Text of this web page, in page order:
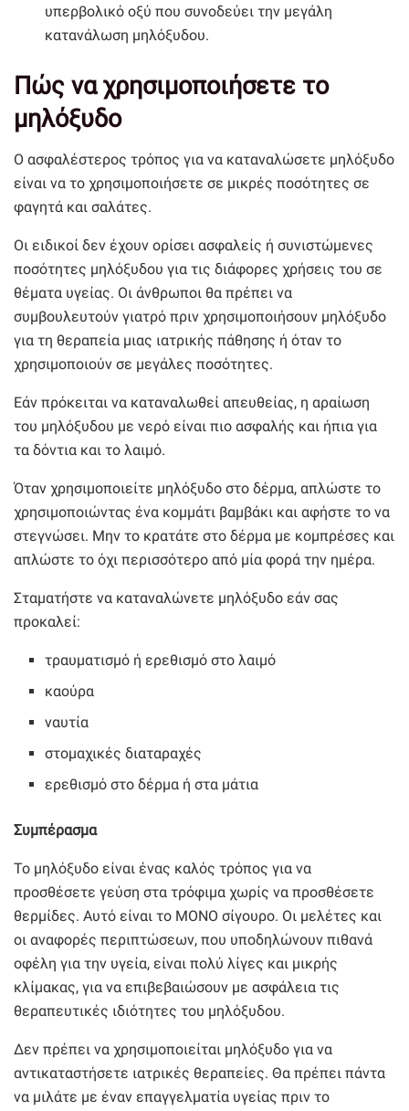
υπερβολικό οξύ που συνοδεύει την μεγάλη
κατανάλωση μηλόξυδου.
Πώς να χρησιμοποιήσετε το
μηλόξυδο
Ο ασφαλέστερος τρόπος για να καταναλώσετε μηλόξυδο
είναι να το χρησιμοποιήσετε σε μικρές ποσότητες σε
φαγητά και σαλάτες.
Οι ειδικοί δεν έχουν ορίσει ασφαλείς ή συνιστώμενες
ποσότητες μηλόξυδου για τις διάφορες χρήσεις του σε
θέματα υγείας. Οι άνθρωποι θα πρέπει να
συμβουλευτούν γιατρό πριν χρησιμοποιήσουν μηλόξυδο
για τη θεραπεία μιας ιατρικής πάθησης ή όταν το
χρησιμοποιούν σε μεγάλες ποσότητες.
Εάν πρόκειται να καταναλωθεί απευθείας, η αραίωση
του μηλόξυδου με νερό είναι πιο ασφαλής και ήπια για
τα δόντια και το λαιμό.
Όταν χρησιμοποιείτε μηλόξυδο στο δέρμα, απλώστε το
χρησιμοποιώντας ένα κομμάτι βαμβάκι και αφήστε το να
στεγνώσει. Μην το κρατάτε στο δέρμα με κομπρέσες και
απλώστε το όχι περισσότερο από μία φορά την ημέρα.
Σταματήστε να καταναλώνετε μηλόξυδο εάν σας
προκαλεί:
τραυματισμό ή ερεθισμό στο λαιμό
καούρα
ναυτία
στομαχικές διαταραχές
ερεθισμό στο δέρμα ή στα μάτια
Συμπέρασμα
Το μηλόξυδο είναι ένας καλός τρόπος για να
προσθέσετε γεύση στα τρόφιμα χωρίς να προσθέσετε
θερμίδες. Αυτό είναι το ΜΟΝΟ σίγουρο. Οι μελέτες και
οι αναφορές περιπτώσεων, που υποδηλώνουν πιθανά
οφέλη για την υγεία, είναι πολύ λίγες και μικρής
κλίμακας, για να επιβεβαιώσουν με ασφάλεια τις
θεραπευτικές ιδιότητες του μηλόξυδου.
Δεν πρέπει να χρησιμοποιείται μηλόξυδο για να
αντικαταστήσετε ιατρικές θεραπείες. Θα πρέπει πάντα
να μιλάτε με έναν επαγγελματία υγείας πριν το